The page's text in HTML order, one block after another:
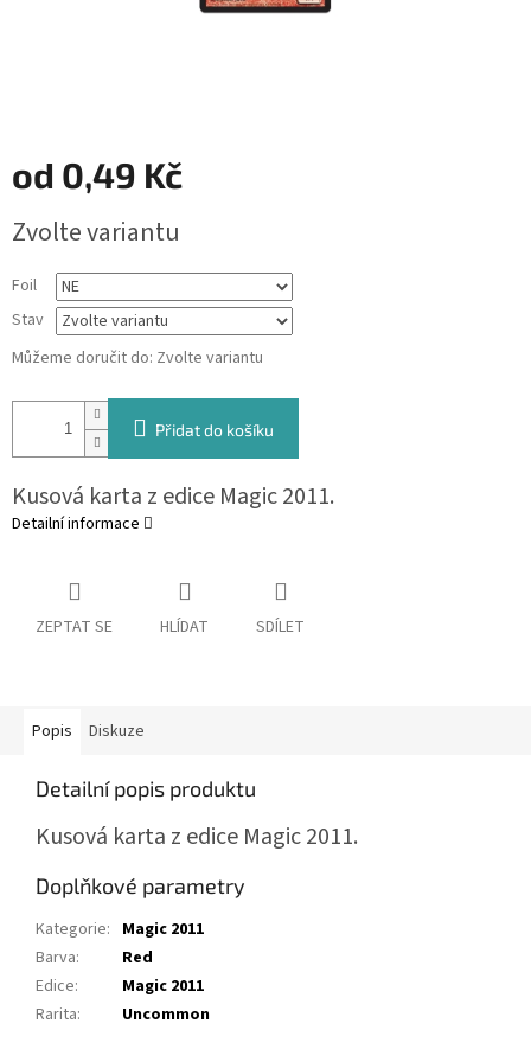
od 0,49 Kč
cena:
Zvolte variantu
Foil
Stav
Můžeme doručit do: Zvolte variantu
Přidat do košíku
Kusová karta z edice Magic 2011.
Detailní informace
ZEPTAT SE HLÍDAT SDÍLET
Popis Diskuze
Detailní popis produktu
Kusová karta z edice Magic 2011.
Doplňkové parametry
Kategorie: Magic 2011
Barva:
Red
Edice:
Magic 2011
Rarita: Uncommon